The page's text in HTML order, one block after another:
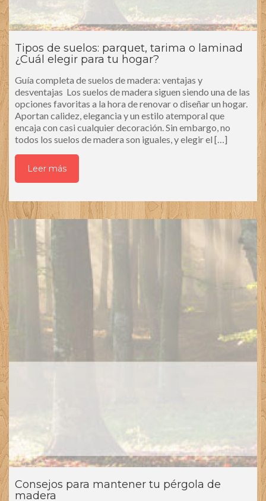
Tipos de suelos: parquet, tarima o laminad
¿Cuál elegir para tu hogar?
Guía completa de suelos de madera: ventajas y
desventajas Los suelos de madera siguen siendo una de las
opciones favoritas a la hora de renovar o diseñar un hogar.
Aportan calidez, elegancia y un estilo atemporal que
encaja con casi cualquier decoración. Sin embargo, no
todos los suelos de madera son iguales, y elegir el […]
Leer más
Consejos para mantener tu pérgola de
madera